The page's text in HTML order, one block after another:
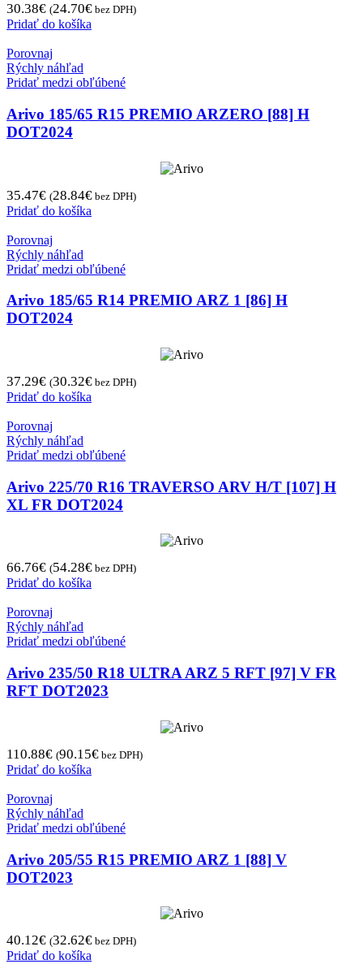
30.38€ (24.70€ bez DPH)
Pridať do košíka
Porovnaj
Rýchly náhľad
Pridať medzi obľúbené
Arivo 185/65 R15 PREMIO ARZERO [88] H
DOT2024
35.47€ (28.84€ bez DPH)
Pridať do košíka
Porovnaj
Rýchly náhľad
Pridať medzi obľúbené
Arivo 185/65 R14 PREMIO ARZ 1 [86] H
DOT2024
37.29€ (30.32€ bez DPH)
Pridať do košíka
Porovnaj
Rýchly náhľad
Pridať medzi obľúbené
Arivo 225/70 R16 TRAVERSO ARV H/T [107] H
XL FR DOT2024
66.76€ (54.28€ bez DPH)
Pridať do košíka
Porovnaj
Rýchly náhľad
Pridať medzi obľúbené
Arivo 235/50 R18 ULTRA ARZ 5 RFT [97] V FR
RFT DOT2023
110.88€ (90.15€ bez DPH)
Pridať do košíka
Porovnaj
Rýchly náhľad
Pridať medzi obľúbené
Arivo 205/55 R15 PREMIO ARZ 1 [88] V
DOT2023
40.12€ (32.62€ bez DPH)
Pridať do košíka